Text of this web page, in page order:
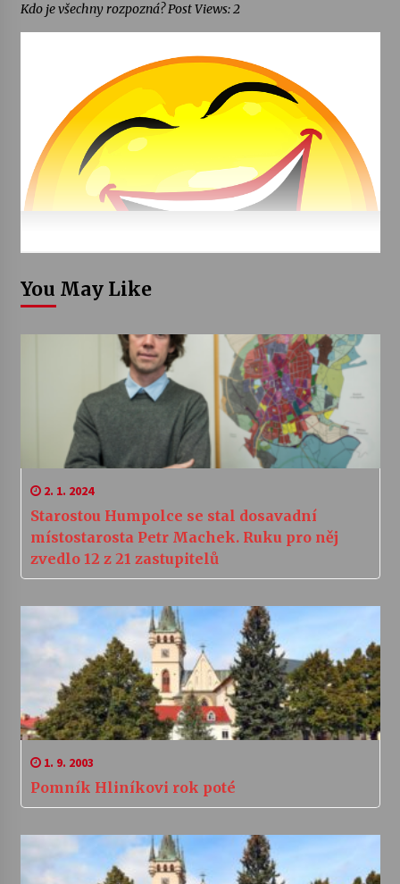
Kdo je všechny rozpozná? Post Views: 2
You May Like
2. 1. 2024
Starostou Humpolce se stal dosavadní
místostarosta Petr Machek. Ruku pro něj
zvedlo 12 z 21 zastupitelů
1. 9. 2003
Pomník Hliníkovi rok poté